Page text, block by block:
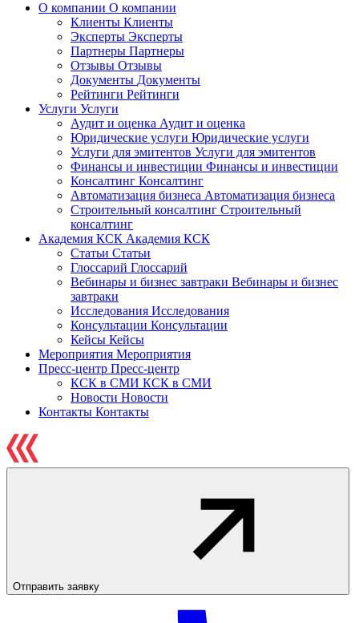
О компании О компании
Клиенты Клиенты
Эксперты Эксперты
Партнеры Партнеры
Отзывы Отзывы
Документы Документы
Рейтинги Рейтинги
Услуги Услуги
Аудит и оценка Аудит и оценка
Юридические услуги Юридические услуги
Услуги для эмитентов Услуги для эмитентов
Финансы и инвестиции Финансы и инвестиции
Консалтинг Консалтинг
Автоматизация бизнеса Автоматизация бизнеса
Строительный консалтинг Строительный
консалтинг
Академия КСК Академия КСК
Статьи Статьи
Глоссарий Глоссарий
Вебинары и бизнес завтраки Вебинары и бизнес
завтраки
Исследования Исследования
Консультации Консультации
Кейсы Кейсы
Мероприятия Мероприятия
Пресс-центр Пресс-центр
КСК в СМИ КСК в СМИ
Новости Новости
Контакты Контакты
Отправить заявку